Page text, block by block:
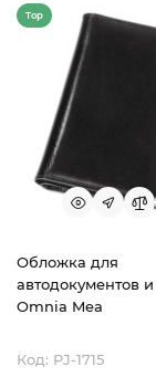
Top
Обложка для
автодокументов
Omnia Mea
Код: PJ-1715